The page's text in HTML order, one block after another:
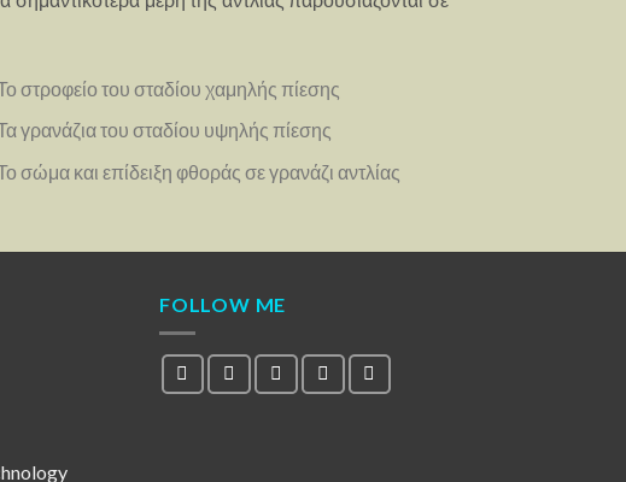
στροφείο του σταδίου χαμηλής πίεσης
γρανάζια του σταδίου υψηλής πίεσης
σώμα και επίδειξη φθοράς σε γρανάζι αντλίας
FOLLOW ME